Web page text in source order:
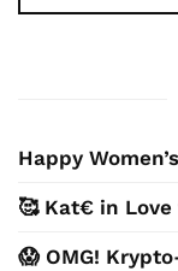
Happy
🥰 Kat€ in
😱 OMG!